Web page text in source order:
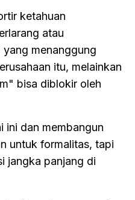
ketahuan
atau
menanggung
itu, melainkan
bisa diblokir oleh
ini dan membangun
untuk formalitas, tapi
jangka panjang di